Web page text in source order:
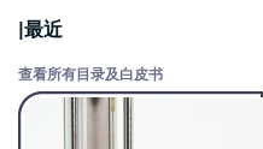
|最近
查看所有目录及白皮书